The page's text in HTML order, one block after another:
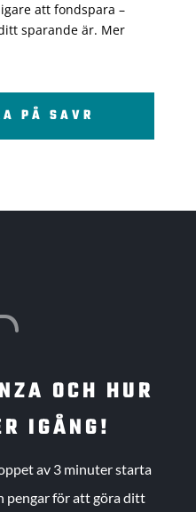
att fondspara –
sparande är. Mer
PÅ SAVR
OCH HUR
IGÅNG!
av 3 minuter starta
pengar för att göra ditt